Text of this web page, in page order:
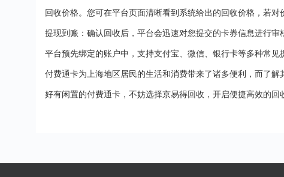
回收价格。您可在平台页面清晰看到系统给出的回收价格，若对
提现到账：确认回收后，平台会迅速对您提交的卡券信息进行
平台预先绑定的账户中，支持支付宝、微信、银行卡等多种常
付费通卡为上海地区居民的生活和消费带来了诸多便利，而了
好有闲置的付费通卡，不妨选择京易得回收，开启便捷高效的回